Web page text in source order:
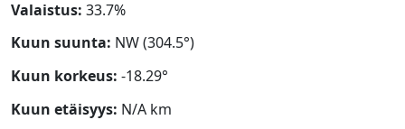
Valaistus: 33.7%
Kuun suunta: NW (304.5°)
Kuun korkeus: -18.29°
Kuun etäisyys: N/A km